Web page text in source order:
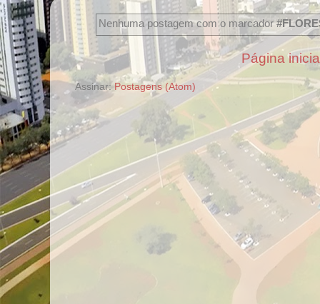
Nenhuma postagem com o marcador
Página
Assinar: Postagens (Atom)